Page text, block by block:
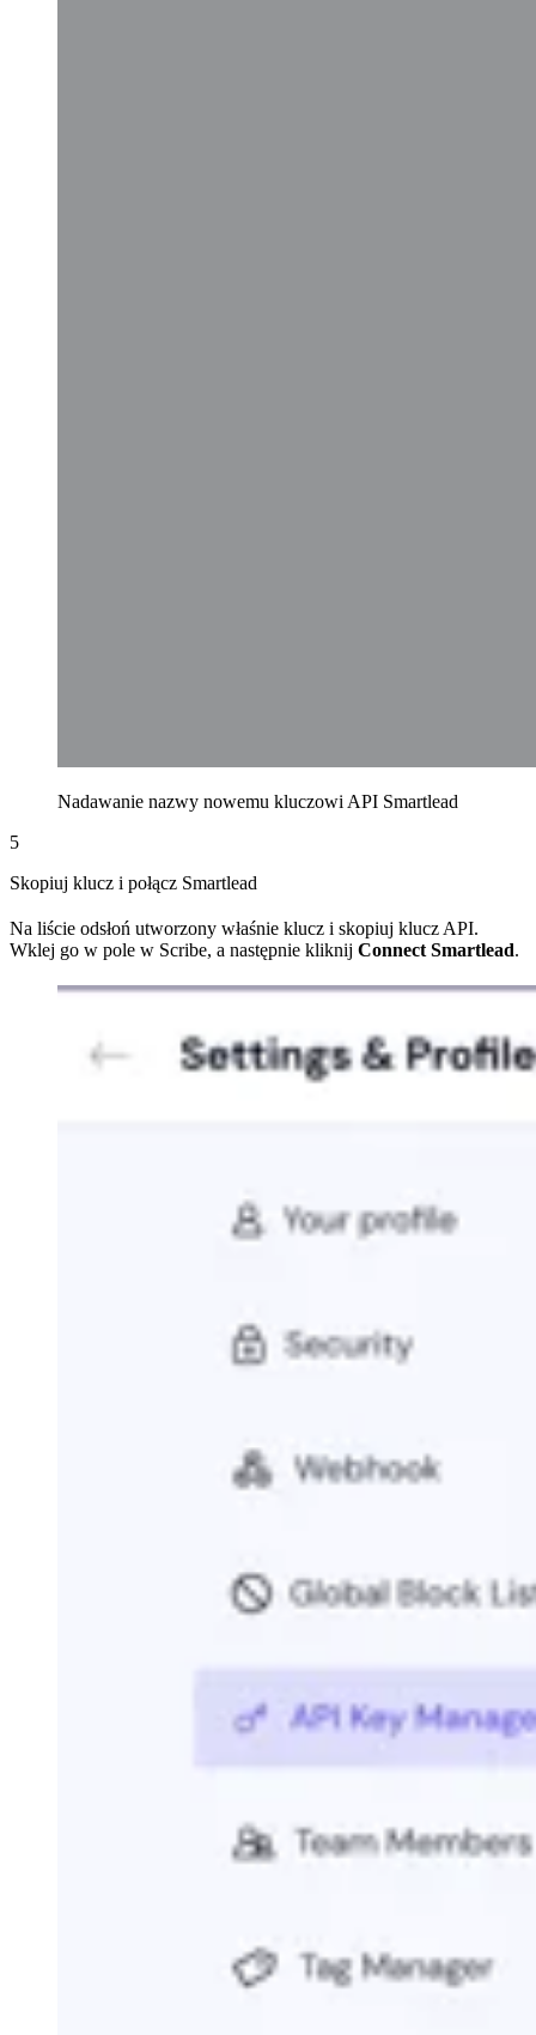
Nadawanie nazwy nowemu kluczowi API Smartlead
5
Skopiuj klucz i połącz Smartlead
Na liście odsłoń utworzony właśnie klucz i skopiuj klucz API.
Wklej go w pole w Scribe, a następnie kliknij Connect Smartlead.